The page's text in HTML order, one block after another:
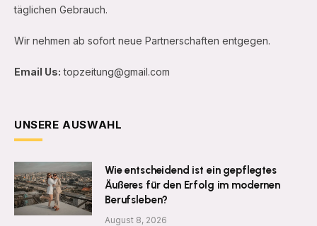
täglichen Gebrauch.
Wir nehmen ab sofort neue Partnerschaften entgegen.
Email Us: topzeitung@gmail.com
UNSERE AUSWAHL
Wie entscheidend ist ein gepflegtes
Äußeres für den Erfolg im modernen
Berufsleben?
August 8, 2026